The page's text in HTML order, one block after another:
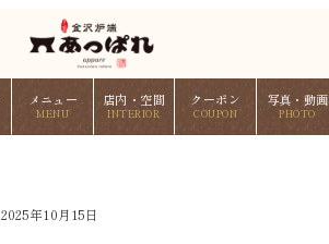
メニュー
MENU
店内・空間
INTERIOR
クーポン
COUPON
写真・動画
PHOTO
2025年10月15日